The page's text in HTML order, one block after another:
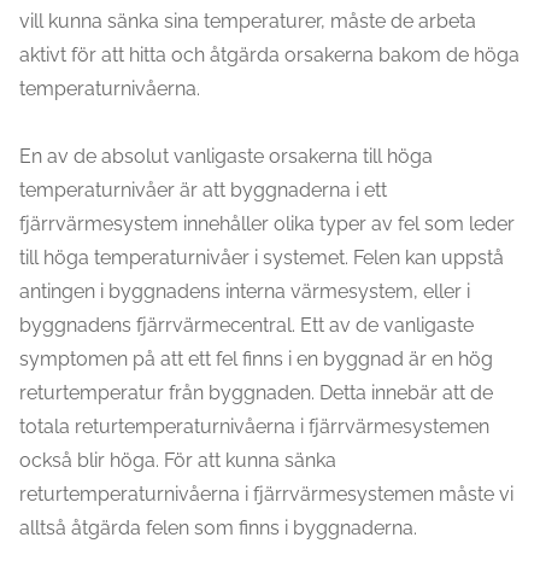
vill kunna sänka sina temperaturer, måste de arbeta
aktivt för att hitta och åtgärda orsakerna bakom de höga
temperaturnivåerna.
En av de absolut vanligaste orsakerna till höga
temperaturnivåer är att byggnaderna i ett
fjärrvärmesystem innehåller olika typer av fel som leder
till höga temperaturnivåer i systemet. Felen kan uppstå
antingen i byggnadens interna värmesystem, eller i
byggnadens fjärrvärmecentral. Ett av de vanligaste
symptomen på att ett fel finns i en byggnad är en hög
returtemperatur från byggnaden. Detta innebär att de
totala returtemperaturnivåerna i fjärrvärmesystemen
också blir höga. För att kunna sänka
returtemperaturnivåerna i fjärrvärmesystemen måste vi
alltså åtgärda felen som finns i byggnaderna.